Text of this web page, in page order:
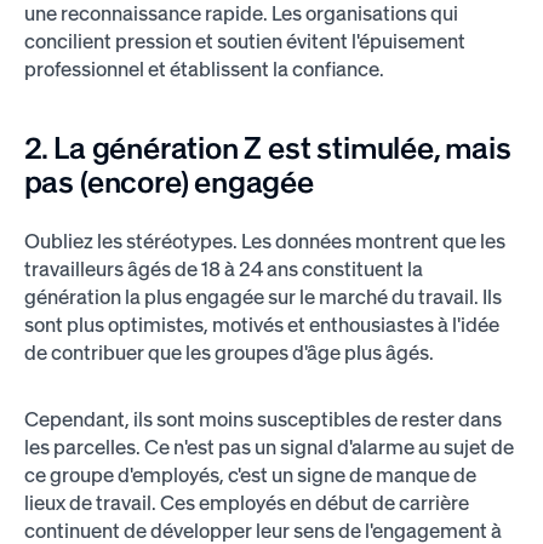
une reconnaissance rapide. Les organisations qui
concilient pression et soutien évitent l'épuisement
professionnel et établissent la confiance.
2. La génération Z est stimulée, mais
pas (encore) engagée
Oubliez les stéréotypes. Les données montrent que les
travailleurs âgés de 18 à 24 ans constituent la
génération la plus engagée sur le marché du travail. Ils
sont plus optimistes, motivés et enthousiastes à l'idée
de contribuer que les groupes d'âge plus âgés.
Cependant, ils sont moins susceptibles de rester dans
les parcelles. Ce n'est pas un signal d'alarme au sujet de
ce groupe d'employés, c'est un signe de manque de
lieux de travail. Ces employés en début de carrière
continuent de développer leur sens de l'engagement à